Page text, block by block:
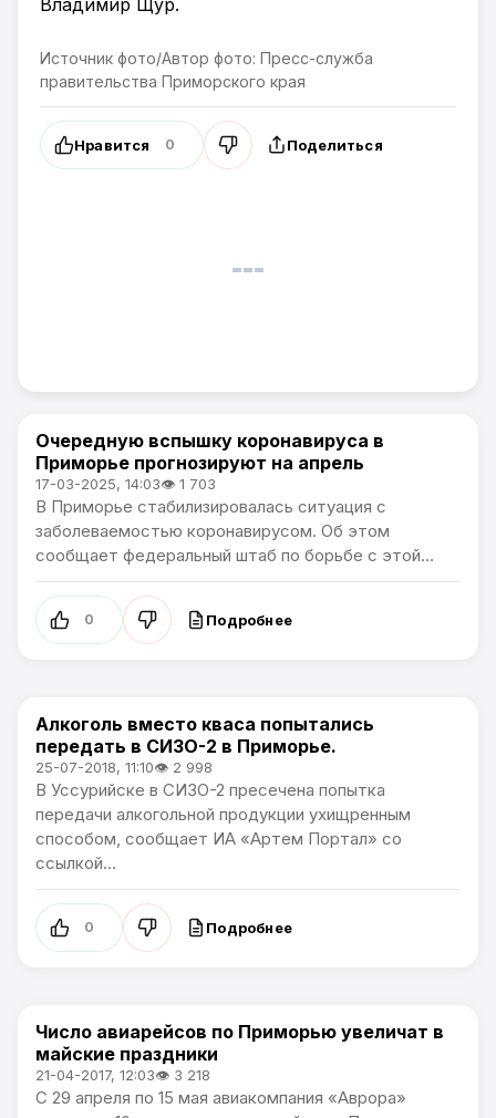
Владимир Щур.
Источник фото/Автор фото: Пресс-служба
правительства Приморского края
Нравится 0 Поделиться
Новости Приморского края
Очередную вспышку коронавируса в
Приморье прогнозируют на апрель
17-03-2025, 14:03👁 1 703
В Приморье стабилизировалась ситуация с
заболеваемостью коронавирусом. Об этом
сообщает федеральный штаб по борьбе с этой...
0 Подробнее
Новости Приморского края
Алкоголь вместо кваса попытались
передать в СИЗО-2 в Приморье.
25-07-2018, 11:10👁 2 998
В Уссурийске в СИЗО-2 пресечена попытка
передачи алкогольной продукции ухищренным
способом, сообщает ИА «Артем Портал» со
ссылкой...
0 Подробнее
Новости Приморского края
Число авиарейсов по Приморью увеличат в
майские праздники
21-04-2017, 12:03👁 3 218
С 29 апреля по 15 мая авиакомпания «Аврора»